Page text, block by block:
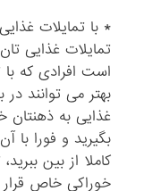
* با تمایلات
تمایلات غذایی
است افرادی که با
بهتر می توانند در
غذایی به
بگیرید و فورا با
کاملا از بین
خوراکی خاص قرار